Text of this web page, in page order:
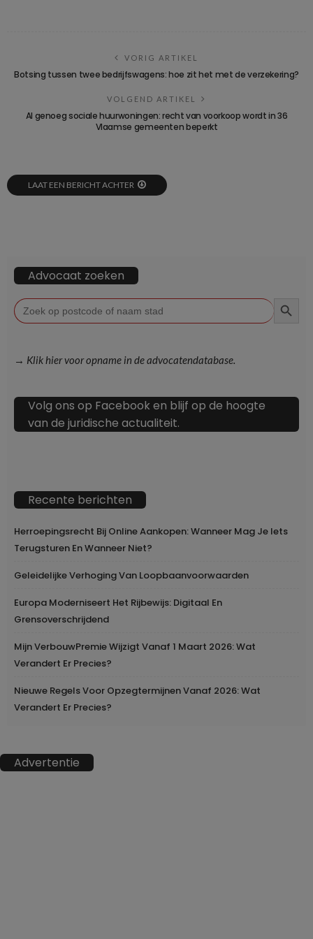
VORIG ARTIKEL
Botsing tussen twee bedrijfswagens: hoe zit het met de verzekering?
VOLGEND ARTIKEL
Al genoeg sociale huurwoningen: recht van voorkoop wordt in 36
Vlaamse gemeenten beperkt
LAAT EEN BERICHT ACHTER
Advocaat zoeken
Zoek
naar:
→ Klik hier voor opname in de advocatendatabase.
Volg ons op Facebook en blijf op de hoogte
van de juridische actualiteit.
Recente berichten
Herroepingsrecht Bij Online Aankopen: Wanneer Mag Je Iets
Terugsturen En Wanneer Niet?
Geleidelijke Verhoging Van Loopbaanvoorwaarden
Europa Moderniseert Het Rijbewijs: Digitaal En
Grensoverschrijdend
Mijn VerbouwPremie Wijzigt Vanaf 1 Maart 2026: Wat
Verandert Er Precies?
Nieuwe Regels Voor Opzegtermijnen Vanaf 2026: Wat
Verandert Er Precies?
Advertentie